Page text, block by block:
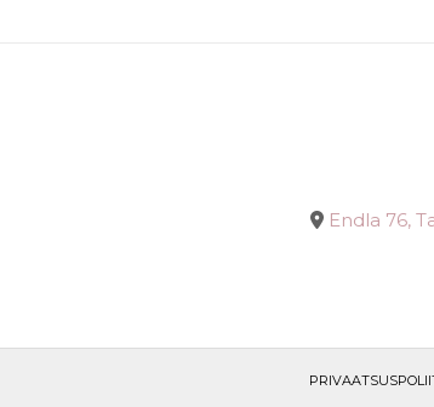
Endla 76,